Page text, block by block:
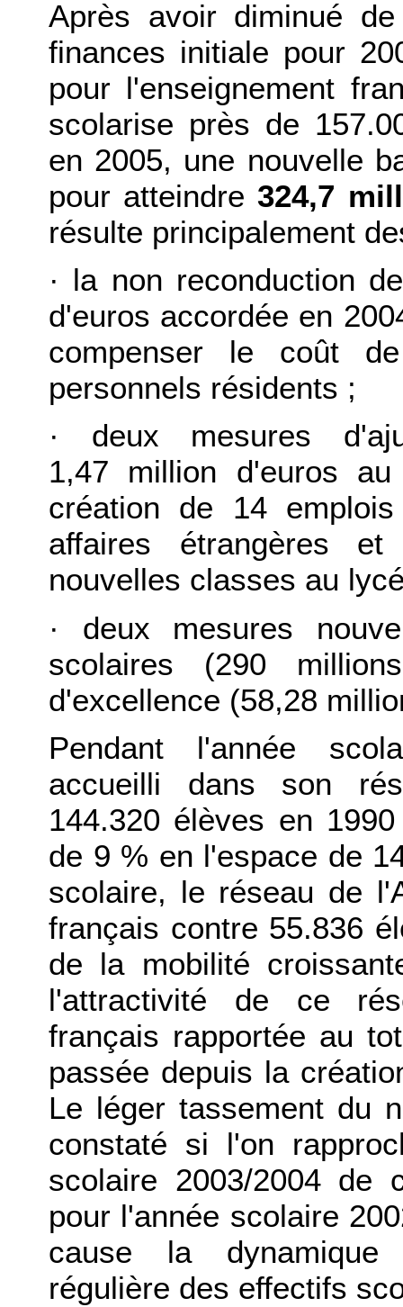
Après avoir diminué
finances initiale pour
pour l'enseignement
scolarise près de
en 2005, une nouvelle
pour atteindre 324,7
résulte principalement
· la non reconduction
d'euros accordée en
compenser le coût
personnels résidents ;
·
deux mesures
1,47 million d'euros
création de 14
affaires étrangères
nouvelles classes au
·
deux mesures
scolaires (290
d'excellence (58,28
Pendant l'année
accueilli dans son
144.320 élèves en
de 9 % en l'espace de
scolaire, le réseau de
français contre 55.836
de la mobilité
l'attractivité de ce
français rapportée au
passée depuis la
Le léger tassement du
constaté si l'on
scolaire 2003/2004 de
pour l'année scolaire
cause la dynamique
régulière des effectifs